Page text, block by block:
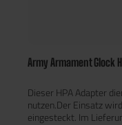
Army Armament Glock
Dieser HPA Adapter
nutzen.Der Einsatz
eingesteckt. Im